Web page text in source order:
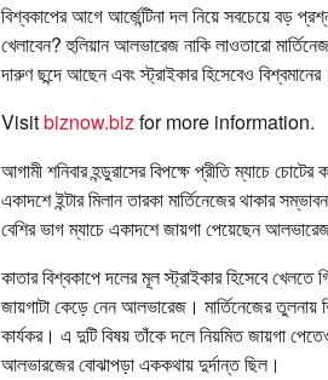
বিশ্বকাপের আগে আর্জেন্টিনা দল নিয়ে সবচেয়ে বড়
খেলাবেন? হুলিয়ান আলভারেজ নাকি লাওতারো
দারুণ ছন্দে আছেন এবং স্ট্রাইকার হিসেবেও বিশ্বমানের।
Visitbiznow.bizfor more information.
আগামী শনিবার হন্ডুরাসের বিপক্ষে প্রীতি ম্যাচে
একাদশে ইন্টার মিলান তারকা মার্তিনেজের থাকার
বেশির ভাগ ম্যাচে একাদশে জায়গা পেয়েছেন
কাতার বিশ্বকাপে দলের মূল স্ট্রাইকার হিসেবে খেলতে
জায়গাটা কেড়ে নেন আলভারেজ। মার্তিনেজের
কার্যকর। এ দুটি বিষয় তাঁকে দলে নিয়মিত জায়গা
আলভারজের বোঝাপড়া এককথায় দুর্দান্ত ছিল।